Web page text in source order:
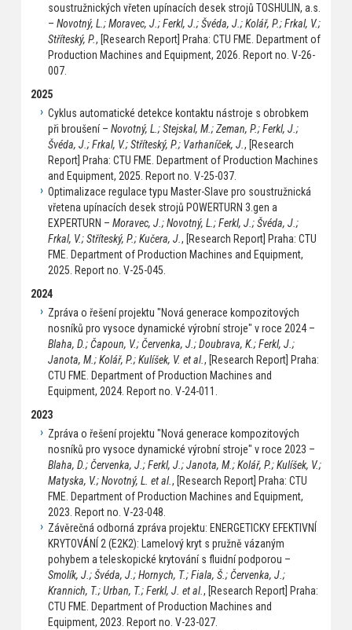
soustružnických vřeten upínacích desek strojů TOSHULIN, a.s.
– Novotný, L.; Moravec, J.; Ferkl, J.; Švéda, J.; Kolář, P.; Frkal, V.;
Stříteský, P., [Research Report] Praha: CTU FME. Department of
Production Machines and Equipment, 2026. Report no. V-26-
007.
2025
Cyklus automatické detekce kontaktu nástroje s obrobkem
při broušení – Novotný, L.; Stejskal, M.; Zeman, P.; Ferkl, J.;
Švéda, J.; Frkal, V.; Stříteský, P.; Varhaníček, J., [Research
Report] Praha: CTU FME. Department of Production Machines
and Equipment, 2025. Report no. V-25-037.
Optimalizace regulace typu Master-Slave pro soustružnická
vřetena upínacích desek strojů POWERTURN 3.gen a
EXPERTURN – Moravec, J.; Novotný, L.; Ferkl, J.; Švéda, J.;
Frkal, V.; Stříteský, P.; Kučera, J., [Research Report] Praha: CTU
FME. Department of Production Machines and Equipment,
2025. Report no. V-25-045.
2024
Zpráva o řešení projektu "Nová generace kompozitových
nosníků pro vysoce dynamické výrobní stroje" v roce 2024 –
Blaha, D.; Čapoun, V.; Červenka, J.; Doubrava, K.; Ferkl, J.;
Janota, M.; Kolář, P.; Kulíšek, V. et al., [Research Report] Praha:
CTU FME. Department of Production Machines and
Equipment, 2024. Report no. V-24-011.
2023
Zpráva o řešení projektu "Nová generace kompozitových
nosníků pro vysoce dynamické výrobní stroje" v roce 2023 –
Blaha, D.; Červenka, J.; Ferkl, J.; Janota, M.; Kolář, P.; Kulíšek, V.;
Matyska, V.; Novotný, L. et al., [Research Report] Praha: CTU
FME. Department of Production Machines and Equipment,
2023. Report no. V-23-048.
Závěrečná odborná zpráva projektu: ENERGETICKY EFEKTIVNÍ
KRYTOVÁNÍ 2 (E2K2): Lamelový kryt s pružně vázaným
pohybem a teleskopické krytování s fluidní podporou –
Smolík, J.; Švéda, J.; Hornych, T.; Fiala, Š.; Červenka, J.;
Krannich, T.; Urban, T.; Ferkl, J. et al., [Research Report] Praha:
CTU FME. Department of Production Machines and
Equipment, 2023. Report no. V-23-027.